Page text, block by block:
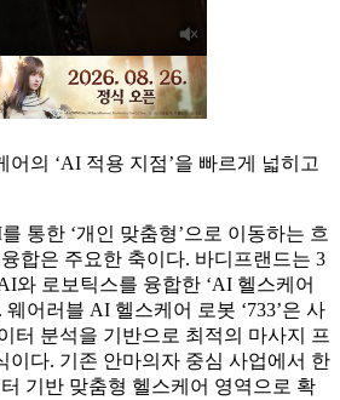
의 ‘AI 적용 지점’을 빠르게 넓히고
통한 ‘개인 맞춤형’으로 이동하는 흐
합은 주요한 축이다. 바디프랜드는 3
와 로보틱스를 융합한 ‘AI 헬스케어
웨어러블 AI 헬스케어 로봇 ‘733’은 사
터 분석을 기반으로 최적의 마사지 프
이다. 기존 안마의자 중심 사업에서 한
기반 맞춤형 헬스케어 영역으로 확